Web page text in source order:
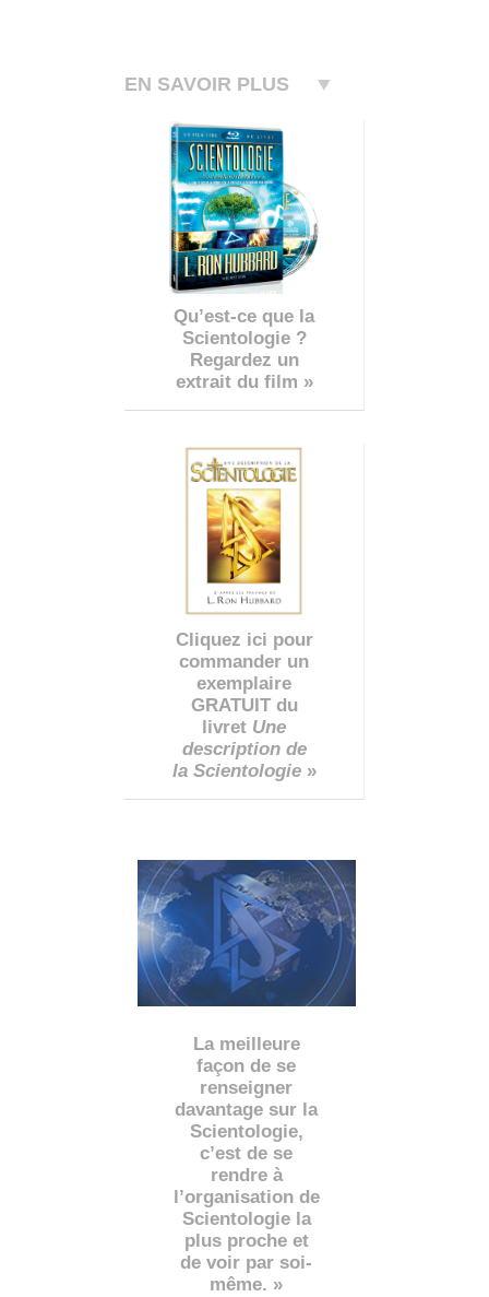
EN SAVOIR PLUS
Qu’est-ce que la
Scientologie ?
Regardez un
extrait du film »
Cliquez ici pour
commander un
exemplaire
GRATUIT du
livret Une
description de
la Scientologie»
La meilleure
façon de se
renseigner
davantage sur la
Scientologie,
c’est de se
rendre à
l’organisation de
Scientologie la
plus proche et
de voir par soi-
même. »